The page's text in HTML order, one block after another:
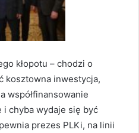
kłopotu – chodzi o
kosztowna inwestycja,
współfinansowanie
i chyba wydaje się być
prezes PLKi, na linii